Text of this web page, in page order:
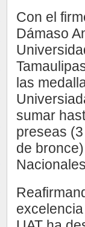
Con el
Dámaso
las
sumar
preseas
de